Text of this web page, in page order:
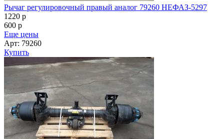
Рычаг регулировочный правый аналог 79260 НЕФАЗ-5297
1220 p
600 p
Еще цены
Арт: 79260
Купить